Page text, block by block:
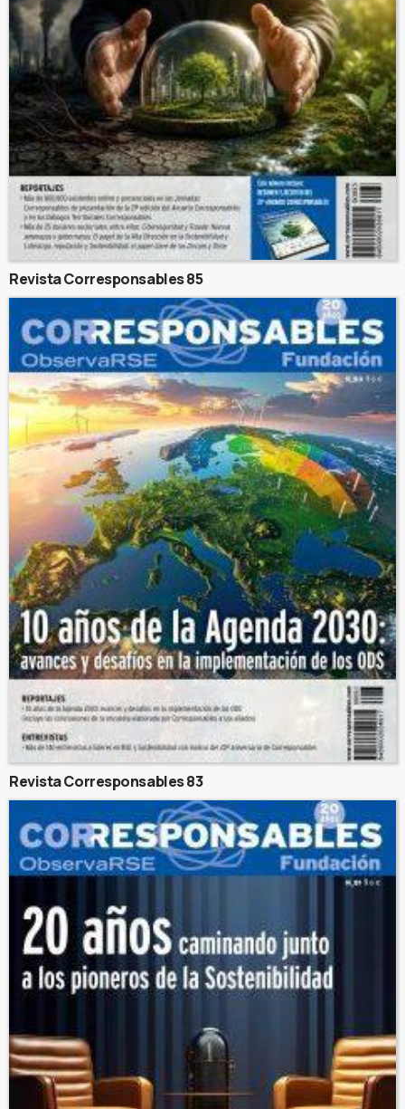
Revista Corresponsables 85
Revista Corresponsables 83